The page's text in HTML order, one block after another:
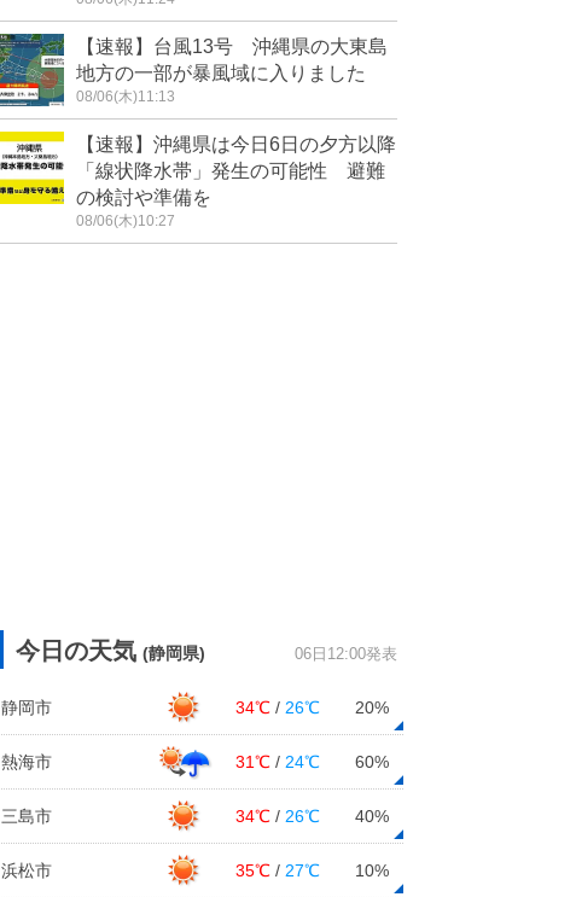
【速報】台風13号 沖縄県の大東島
地方の一部が暴風域に入りました
08/06(木)11:13
【速報】沖縄県は今日6日の夕方以降
「線状降水帯」発生の可能性 避難
の検討や準備を
08/06(木)10:27
今日の天気 (静岡県) 06日12:00発表
静岡市 34℃ / 26℃ 20%
熱海市 31℃ / 24℃ 60%
三島市 34℃ / 26℃ 40%
浜松市 35℃ / 27℃ 10%